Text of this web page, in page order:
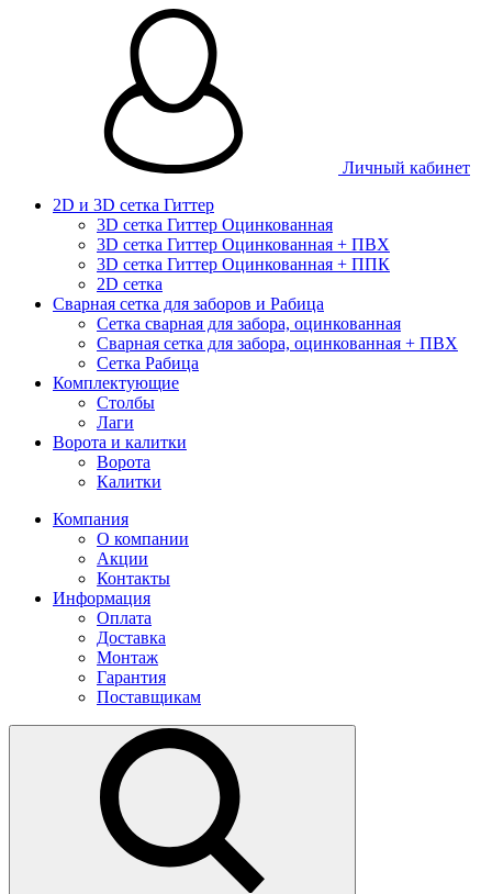
Личный кабинет
2D и 3D сетка Гиттер
3D сетка Гиттер Оцинкованная
3D сетка Гиттер Оцинкованная + ПВХ
3D сетка Гиттер Оцинкованная + ППК
2D сетка
Сварная сетка для заборов и Рабица
Сетка сварная для забора, оцинкованная
Сварная сетка для забора, оцинкованная + ПВХ
Сетка Рабица
Комплектующие
Столбы
Лаги
Ворота и калитки
Ворота
Калитки
Компания
О компании
Акции
Контакты
Информация
Оплата
Доставка
Монтаж
Гарантия
Поставщикам